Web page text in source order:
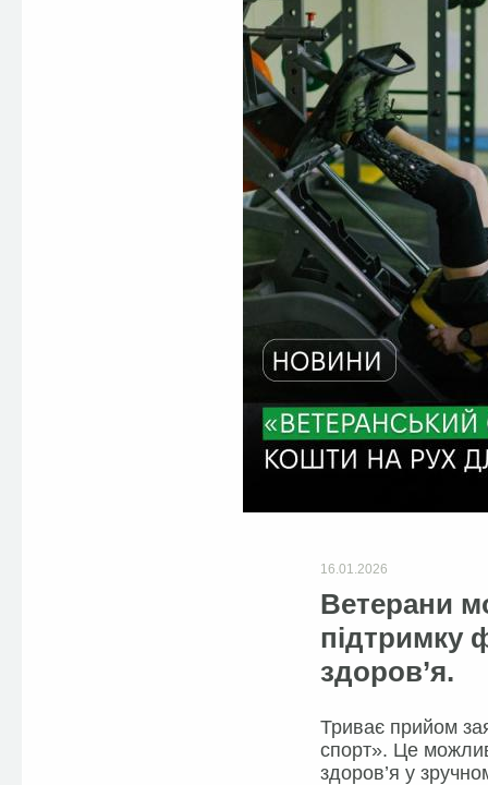
16.01.2026
Ветерани
підтримку
здоров’я.
Триває прийом
спорт». Це
здоров’я у